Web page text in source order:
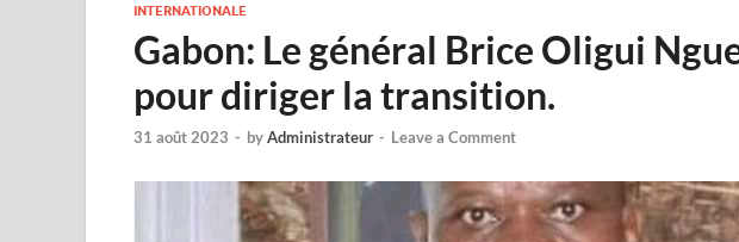
INTERNATIONALE
Gabon: Le général Brice Oligui
pour diriger la transition.
31 août 2023 - byAdministrateur - Leave a Comment